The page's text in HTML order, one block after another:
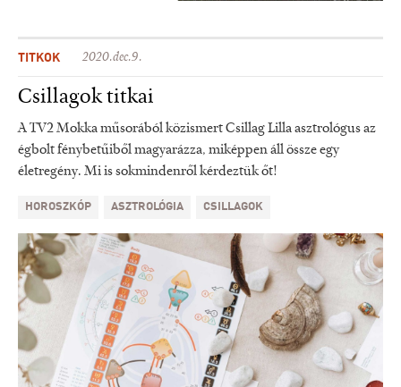
TITKOK 2020.dec.9.
Csillagok titkai
A TV2 Mokka műsorából közismert Csillag Lilla asztrológus az
égbolt fénybetűiből magyarázza, miképpen áll össze egy
életregény. Mi is sokmindenről kérdeztük őt!
HOROSZKÓP ASZTROLÓGIA CSILLAGOK